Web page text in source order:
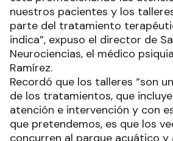
nuestros pacientes y los
parte del tratamiento
indica”, expuso el director de
Neurociencias, el médico
Ramírez.
Recordó que los talleres “son
de los tratamientos, que
atención e intervención y con
que pretendemos, es que los
concurren al parque acuático y